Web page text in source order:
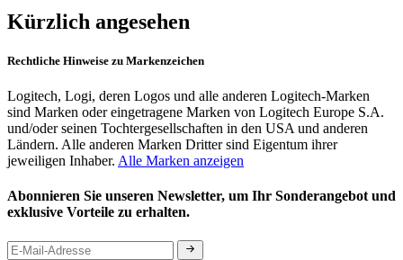
Kürzlich angesehen
Rechtliche Hinweise zu Markenzeichen
Logitech, Logi, deren Logos und alle anderen Logitech-Marken
sind Marken oder eingetragene Marken von Logitech Europe S.A.
und/oder seinen Tochtergesellschaften in den USA und anderen
Ländern. Alle anderen Marken Dritter sind Eigentum ihrer
jeweiligen Inhaber. Alle Marken anzeigen
Abonnieren Sie unseren Newsletter, um Ihr Sonderangebot und
exklusive Vorteile zu erhalten.